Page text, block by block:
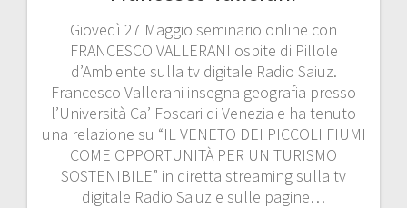
Giovedì 27 Maggio seminario online con
FRANCESCO VALLERANI ospite di Pillole
d’Ambiente sulla tv digitale Radio Saiuz.
Francesco Vallerani insegna geografia presso
l’Università Ca’ Foscari di Venezia e ha tenuto
una relazione su “IL VENETO DEI PICCOLI FIUMI
COME OPPORTUNITÀ PER UN TURISMO
SOSTENIBILE” in diretta streaming sulla tv
digitale Radio Saiuz e sulle pagine…